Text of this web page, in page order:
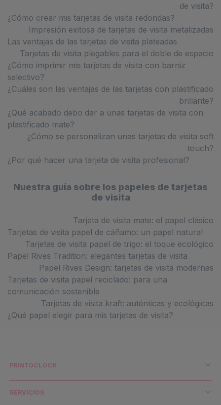
de visita?
¿Cómo crear mis tarjetas de visita redondas?
Impresión exitosa de tarjetas de visita metalizadas
Las ventajas de las tarjetas de visita plateadas
Tarjetas de visita plegables para el doble de espacio
¿Cómo imprimir mis tarjetas de visita con barniz
selectivo?
¿Cuáles son las ventajas de las tarjetas con plastificado
brillante?
¿Qué acabado debo dar a unas tarjetas de visita con
plastificado mate?
¿Cómo se personalizan unas tarjetas de visita soft
touch?
¿Por qué hacer una tarjeta de visita profesional?
Nuestra guía sobre los papeles de tarjetas
de visita
Tarjeta de visita mate: el papel clásico
Tarjetas de visita papel de cáñamo: un papel natural
Tarjetas de visita papel de trigo: el toque ecológico
Papel Rives Tradition: elegantes tarjetas de visita
Papel Rives Design: tarjetas de visita modernas
Tarjetas de visita papel reciclado: para una
comunicación sostenible
Tarjetas de visita kraft: auténticas y ecológicas
¿Qué papel elegir para mis tarjetas de visita?
PRINTOCLOCK
SERVICIOS